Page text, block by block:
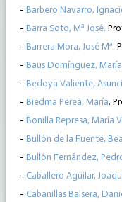
- Barbero Navarro,
- Barra Soto, Mª José.
- Barrera Mora, José Mª.
- Baus Domínguez, María
- Bedoya Valiente,
- Biedma Perea, María.
- Bonilla Represa, María
- Bullón de la Fuente,
- Bullón Fernández,
- Caballero Aguilar,
- Cabanillas Balsera,